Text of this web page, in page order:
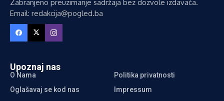
Zabranjeno preuzimanje sadržaja bez dozvole izdavača.
Email: redakcija@pogled.ba
Upoznaj nas
O Nama
Politika privatnosti
Oglašavaj se kod nas
Impressum